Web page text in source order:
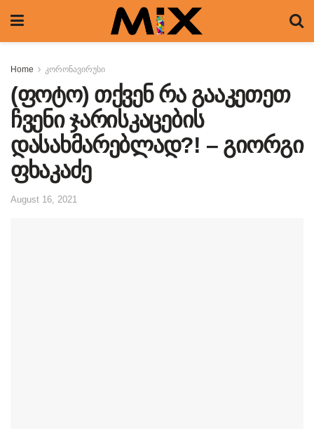
Home კორონავირუსი
(ფოტო) თქვენ რა გააკეთეთ
ჩვენი ჯარისკაცების
დასახმარებლად?! – გიორგი
ფხაკაძე
August 16, 2021